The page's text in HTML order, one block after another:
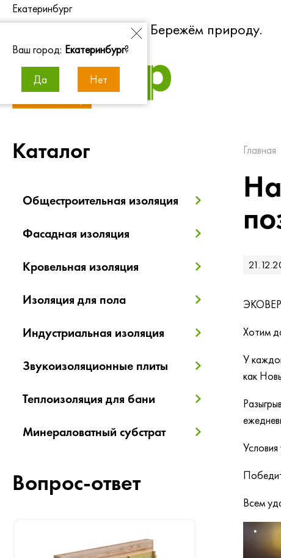
Екатеринбург
Ваш город: Екатеринбург?
Да Нет
Экономим энергию. Бережём природу.
Каталог
Общестроительная изоляция
Фасадная изоляция
Кровельная изоляция
Изоляция для пола
Индустриальная изоляция
Звукоизоляционные плиты
Теплоизоляция для бани
Минераловатный субстрат
Вопрос-ответ
Главная
ЭКОВЕР
Хотим
У
как
Всем